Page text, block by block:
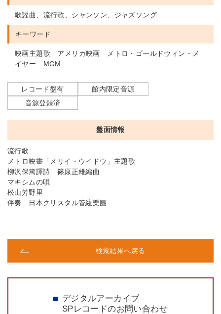
盤面情報
流行歌
メトロ映畫「メリイ・ウイドウ」主題歌
柳沢保篤譯詩 篠原正雄編曲
マキシムの唄
松山芳野里
伴奏 日本クリスタル管絃樂團
歌謡曲、流行歌、シャンソン、ジャズソング
キーワード
映画主題歌 アメリカ映画 メトロ・ゴールドウィン・メ
イヤー MGM
レコード盤有
館内限定音源
音源登録済
検索結果へ戻る
デジタルアーカイブ
SPレコードのお問い合わせ